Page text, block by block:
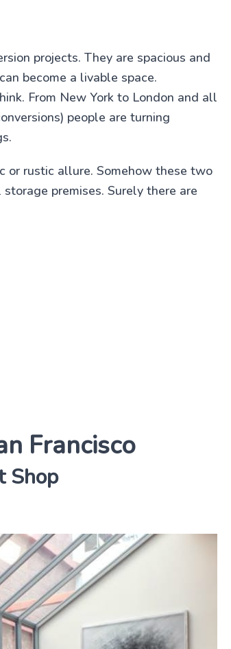
projects. They are spacious and
become a livable space.
From New York to London and all
people are turning
or rustic allure. Somehow these two
premises. Surely there are
Francisco
Shop